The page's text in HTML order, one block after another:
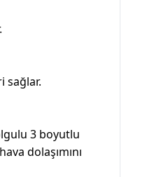
sağlar.
3 boyutlu
dolaşımını